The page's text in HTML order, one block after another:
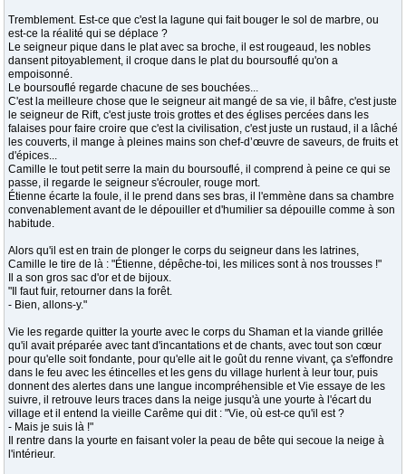
Tremblement. Est-ce que c'est la lagune qui fait bouger le sol de marbre, ou
est-ce la réalité qui se déplace ?
Le seigneur pique dans le plat avec sa broche, il est rougeaud, les nobles
dansent pitoyablement, il croque dans le plat du boursouflé qu'on a
empoisonné.
Le boursouflé regarde chacune de ses bouchées...
C'est la meilleure chose que le seigneur ait mangé de sa vie, il bâfre, c'est juste
le seigneur de Rift, c'est juste trois grottes et des églises percées dans les
falaises pour faire croire que c'est la civilisation, c'est juste un rustaud, il a lâché
les couverts, il mange à pleines mains son chef-d’œuvre de saveurs, de fruits et
d'épices...
Camille le tout petit serre la main du boursouflé, il comprend à peine ce qui se
passe, il regarde le seigneur s'écrouler, rouge mort.
Étienne écarte la foule, il le prend dans ses bras, il l'emmène dans sa chambre
convenablement avant de le dépouiller et d'humilier sa dépouille comme à son
habitude.
Alors qu'il est en train de plonger le corps du seigneur dans les latrines,
Camille le tire de là : "Étienne, dépêche-toi, les milices sont à nos trousses !"
Il a son gros sac d'or et de bijoux.
"Il faut fuir, retourner dans la forêt.
- Bien, allons-y."
Vie les regarde quitter la yourte avec le corps du Shaman et la viande grillée
qu'il avait préparée avec tant d'incantations et de chants, avec tout son cœur
pour qu'elle soit fondante, pour qu'elle ait le goût du renne vivant, ça s'effondre
dans le feu avec les étincelles et les gens du village hurlent à leur tour, puis
donnent des alertes dans une langue incompréhensible et Vie essaye de les
suivre, il retrouve leurs traces dans la neige jusqu'à une yourte à l'écart du
village et il entend la vieille Carême qui dit : "Vie, où est-ce qu'il est ?
- Mais je suis là !"
Il rentre dans la yourte en faisant voler la peau de bête qui secoue la neige à
l'intérieur.